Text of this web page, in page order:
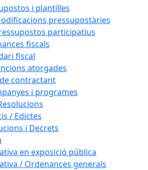
i plantilles
pressupostàries
participatius
fiscals
fiscal
atorgades
contractant
i programes
/ Edictes
i Decrets
en exposició pública
/ Ordenances generals